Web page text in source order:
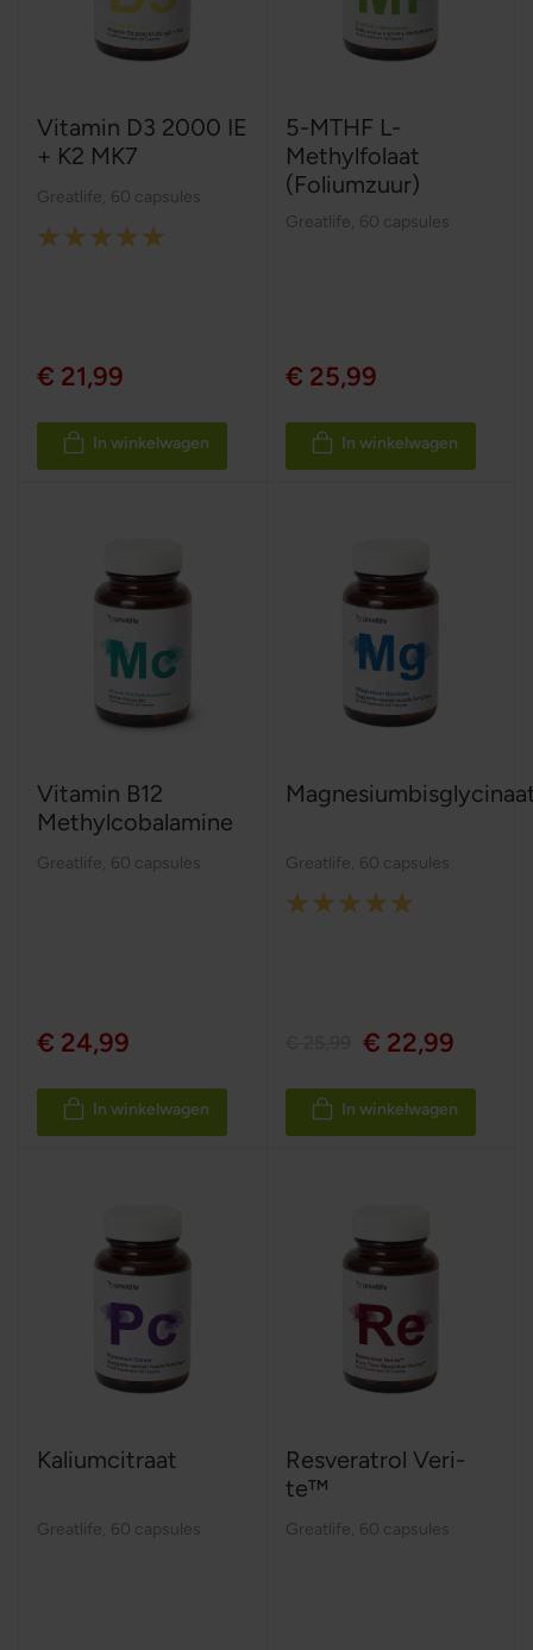
Vitamin D3 2000 IE
+ K2 MK7
Greatlife 60 capsules
Rating:
€ 21,99
In winkelwagen
5-MTHF L-
Methylfolaat
(Foliumzuur)
Greatlife 60 capsules
€ 25,99
In winkelwagen
Vitamin B12
Methylcobalamine
Greatlife 60 capsules
€ 24,99
In winkelwagen
Greatlife 60 capsules
Rating:
€ 22,99
In winkelwagen
Kaliumcitraat
Greatlife 60 capsules
Resveratrol Veri-
te™
Greatlife 60 capsules